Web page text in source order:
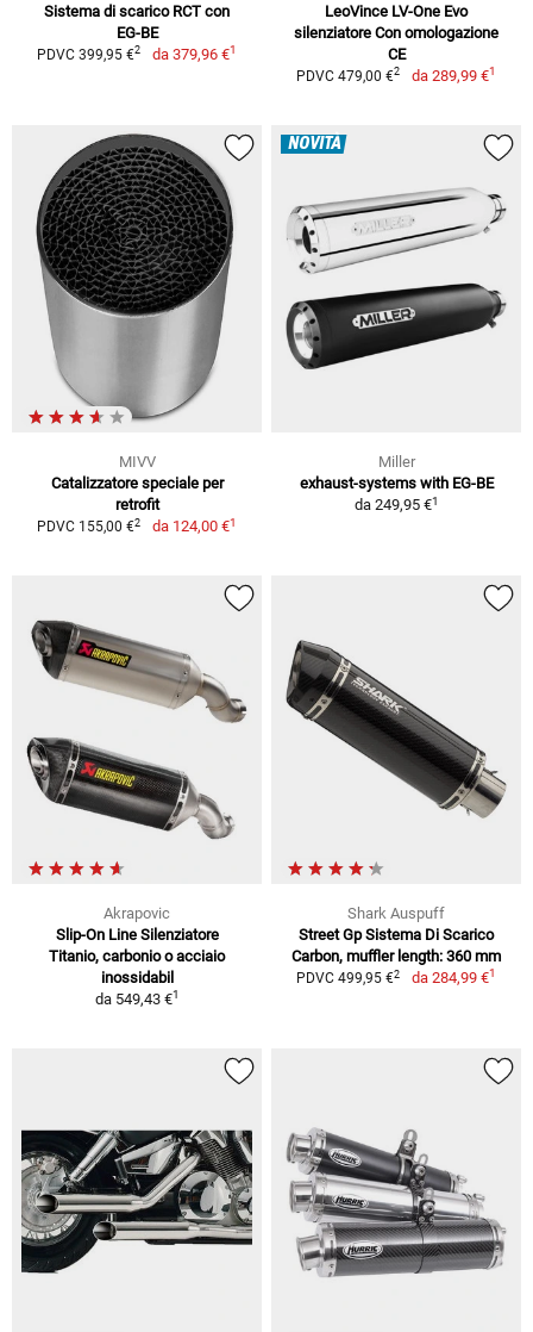
Sistema di scarico RCT con
EG-BE
PDVC 399,95 €2 da 379,96 €1
LeoVince LV-One Evo
silenziatore Con omologazione
CE
PDVC 479,00 €2 da 289,99 €1
MIVV
Catalizzatore speciale per
retrofit
PDVC 155,00 €2 da 124,00 €1
NOVITÀ
Miller
exhaust-systems with EG-BE
da 249,95 €1
Akrapovic
Slip-On Line Silenziatore
Titanio, carbonio o acciaio
inossidabil
da 549,43 €1
Shark Auspuff
Street Gp Sistema Di Scarico
Carbon, muffler length: 360 mm
PDVC 499,95 €2 da 284,99 €1